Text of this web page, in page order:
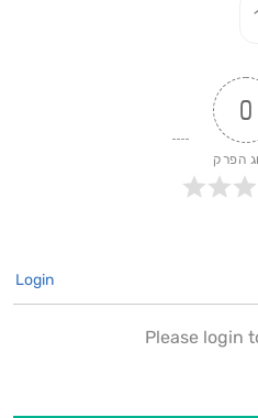
0
הפרק
Please login